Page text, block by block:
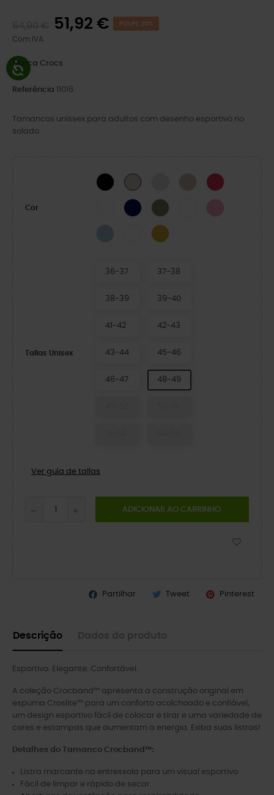
51,92 € POUPE 20%
Com IVA
Marca Crocs
Referência 11016
Tamancos unissex para adultos com desenho esportivo no
solado.
Cor
BLACK Stucco/Melão Digital Raspberry
NAVY Cargo
Blue Frost/Guava
White/Serene Green
Turmeric
Tallas Unisex
36-37 37-38
38-39 39-40
41-42 42-43
43-44 45-46
46-47 48-49
Ver guía de tallas
ADICIONAR AO CARRINHO
Partilhar Tweet Pinterest
Descrição
Esportivo. Elegante. Confortável.
A coleção Crocband™ apresenta a construção original em
espuma Croslite™ para um conforto acolchoado e confiável,
um design esportivo fácil de colocar e tirar e uma variedade de
cores e estampas que aumentam a energia. Exiba suas listras!
Detalhes do Tamanco Crocband™:
Listra marcante na entressola para um visual esportivo.
Fácil de limpar e rápido de secar.